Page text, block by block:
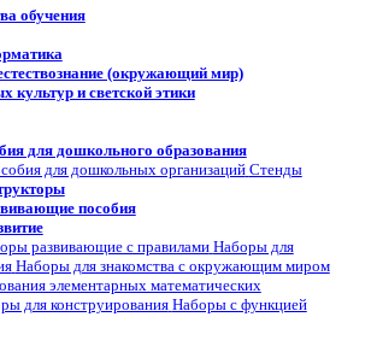
обучения
(окружающий мир)
культур и светской этики
для дошкольного образования
для дошкольных организаций Стенды
пособия
развивающие с правилами Наборы для
Наборы для знакомства с окружающим миром
элементарных математических
для конструирования Наборы с функцией